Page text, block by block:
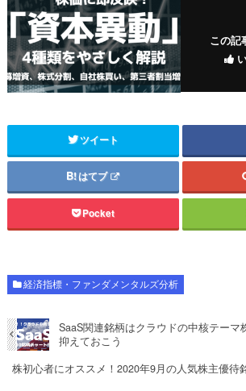
この記
ツイート
はてブ
Pocket
経済指標・ファンダメンタルズ分析
SaaS関連銘柄はクラウドの中核テーマ
抑えておこう
株初心者にオススメ！2020年9月の人気株主優待